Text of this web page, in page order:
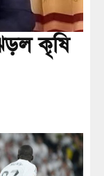
কৃষি